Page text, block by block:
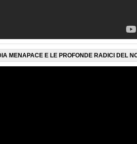
MENAPACE E LE PROFONDE RADICI DEL